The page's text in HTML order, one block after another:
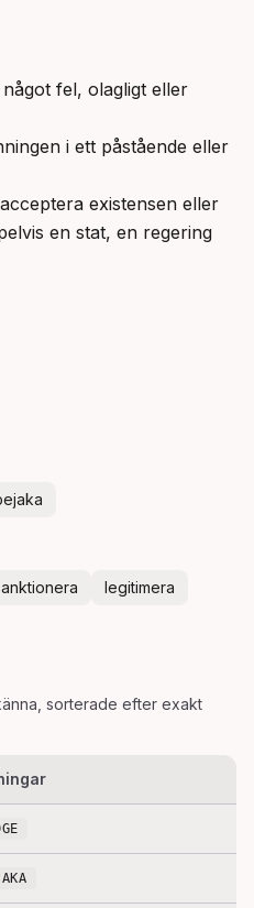
fel, olagligt eller
i ett påstående eller
existensen eller
en stat, en regering
legitimera
, sorterade efter exakt